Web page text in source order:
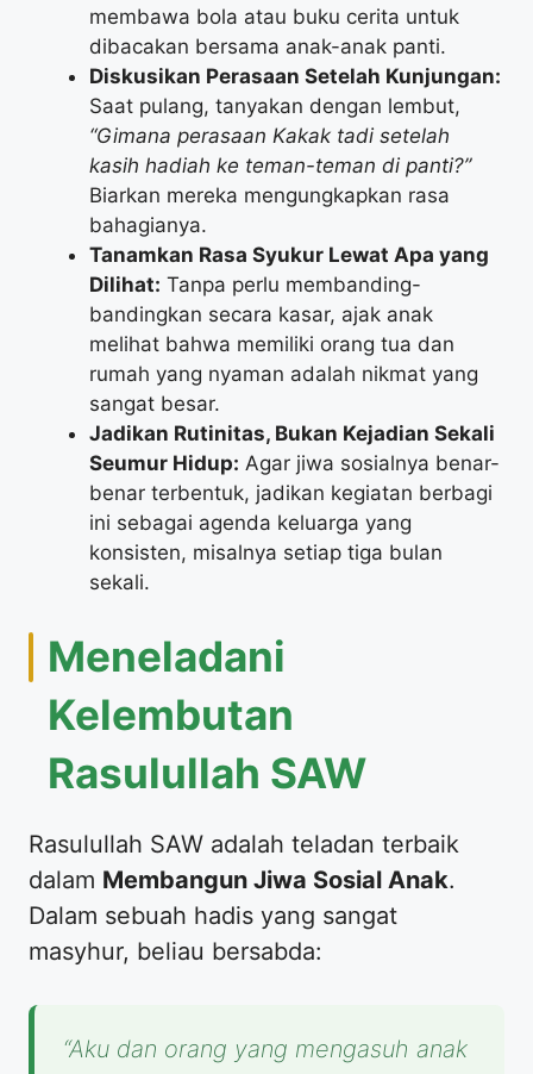
membawa bola atau buku cerita untuk
dibacakan bersama anak-anak panti.
Diskusikan Perasaan Setelah Kunjungan:
Saat pulang, tanyakan dengan lembut,
“Gimana perasaan Kakak tadi setelah
kasih hadiah ke teman-teman di panti?”
Biarkan mereka mengungkapkan rasa
bahagianya.
Tanamkan Rasa Syukur Lewat Apa yang
Dilihat: Tanpa perlu membanding-
bandingkan secara kasar, ajak anak
melihat bahwa memiliki orang tua dan
rumah yang nyaman adalah nikmat yang
sangat besar.
Jadikan Rutinitas, Bukan Kejadian Sekali
Seumur Hidup: Agar jiwa sosialnya benar-
benar terbentuk, jadikan kegiatan berbagi
ini sebagai agenda keluarga yang
konsisten, misalnya setiap tiga bulan
sekali.
​Meneladani
Kelembutan
Rasulullah SAW
​Rasulullah SAW adalah teladan terbaik
dalam Membangun Jiwa Sosial Anak.
Dalam sebuah hadis yang sangat
masyhur, beliau bersabda:
“Aku dan orang yang mengasuh anak